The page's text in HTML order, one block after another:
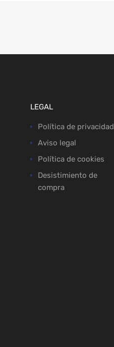
LEGAL
Política de privacidad
Aviso legal
Política de cookies
Desistimiento de
compra